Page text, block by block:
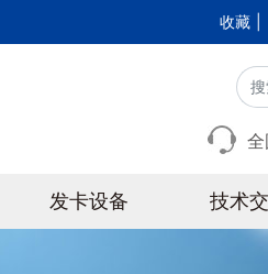
收藏
全
发卡设备 技术